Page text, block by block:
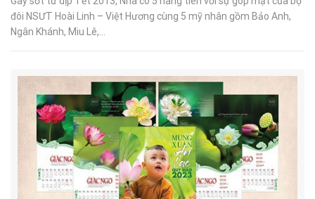
đôi NSƯT Hoài Linh – Việt Hương cùng 5 mỹ nhân gồm Bảo Anh,
Ngân Khánh, Miu Lê,...